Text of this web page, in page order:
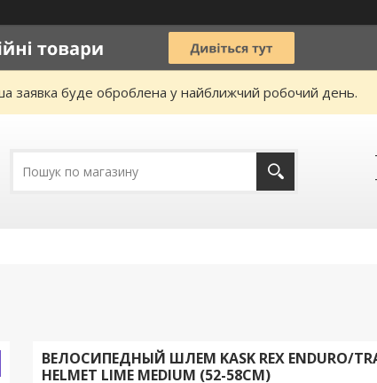
заявка буде оброблена у найближчий робочий день.
ВЕЛОСИПЕДНЫЙ ШЛЕМ KASK REX ENDURO/
HELMET LIME MEDIUM (52-58CM)